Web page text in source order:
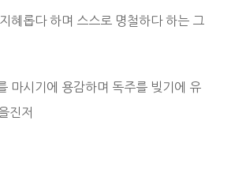
혜롭다 하며 스스로 명철하다 하는 그
마시기에 용감하며 독주를 빚기에 유
진저